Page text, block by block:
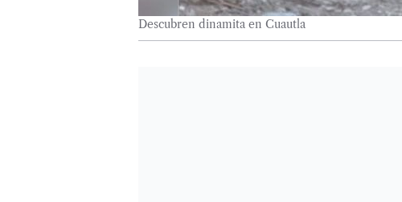
Descubren dinamita en Cuautla